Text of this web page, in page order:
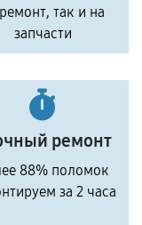
так и на
запчасти
ремонт
88% поломок
за 2 часа